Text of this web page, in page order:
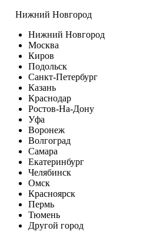
Нижний Новгород
Нижний Новгород
Москва
Киров
Подольск
Санкт-Петербург
Казань
Краснодар
Ростов-На-Дону
Уфа
Воронеж
Волгоград
Самара
Екатеринбург
Челябинск
Омск
Красноярск
Пермь
Тюмень
Другой город